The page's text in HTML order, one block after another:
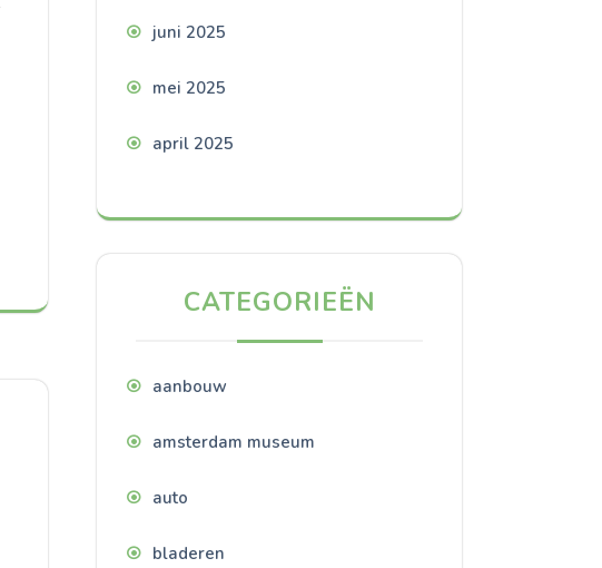
juni 2025
mei 2025
april 2025
CATEGORIEËN
aanbouw
amsterdam museum
auto
bladeren